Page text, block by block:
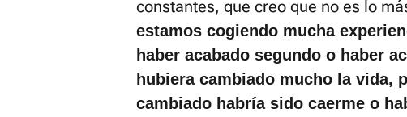
constantes, que creo que no es lo
estamos cogiendo mucha
haber acabado segundo o haber
hubiera cambiado mucho la vida,
cambiado habría sido caerme o